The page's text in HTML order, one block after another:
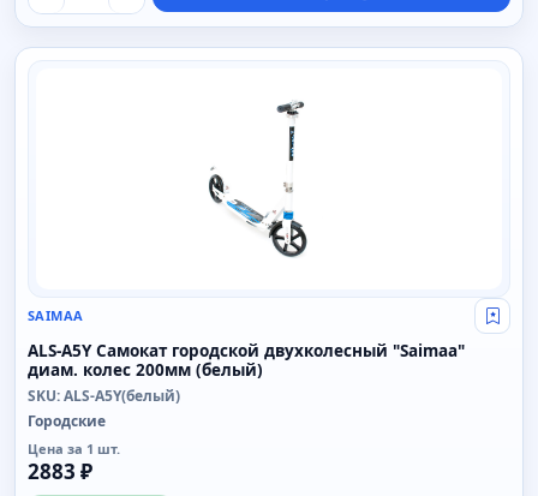
SAIMAA
SAIMAA Свой
ALS-A5Y Самокат городской двухколесный "Saimaa"
диам. колес 200мм (белый)
SKU: ALS-A5Y(белый)
Городские
Цена за 1 шт.
2883 ₽